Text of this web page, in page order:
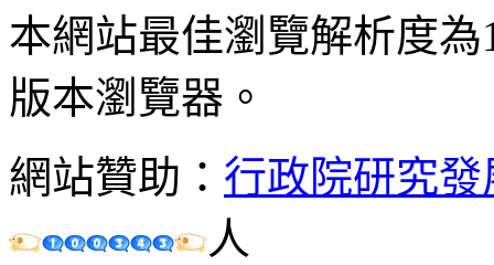
本網站最佳瀏覽解析度
版本瀏覽器。
網站贊助： 行政院研究
人